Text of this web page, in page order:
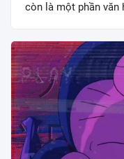
còn là một phần văn